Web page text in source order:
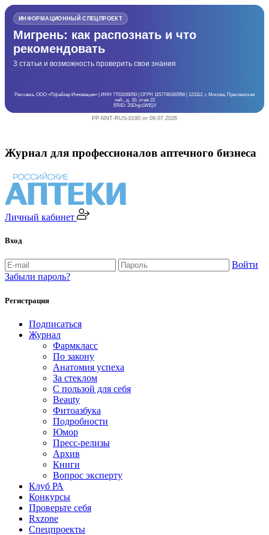
ИНФОРМАЦИОННЫЙ СПЕЦПРОЕКТ
Мигрень: как распознать и что
рекомендовать
3 статьи и возможность проверить свои знания
Реклама. ООО «Пфайзер Инновации» | ИНН 7703106050 | ОГРН 1157746182956 | 123112, г. Москва, Пресненская
наб., д. 10, этаж 22
ERID: 2SDnjcLWEjV
PP-NNT-RUS-0190 от 09.07.2026
Журнал для профессионалов аптечного бизнеса
Личный кабинет
Вход
Войти
Забыли пароль?
Регистрация
Подписаться
Журнал
Фармкласс
По закону
Анатомия успеха
За стеклом
С пользой для себя
Beauty
Фитоазбука
Подробности
Юмор
Пресс-релизы
Архив
Книги
Вопрос эксперту
Клуб РА
Конкурсы
Проверьте себя
Rxzone
Спецпроекты